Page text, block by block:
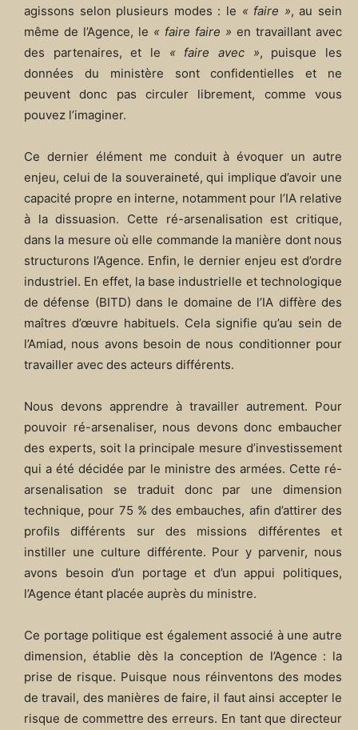
agissons selon plusieurs modes : le « faire », au sein
même de l’Agence, le « faire faire » en travaillant avec
des partenaires, et le « faire avec », puisque les
données du ministère sont confidentielles et ne
peuvent donc pas circuler librement, comme vous
pouvez l’imaginer.
Ce dernier élément me conduit à évoquer un autre
enjeu, celui de la souveraineté, qui implique d’avoir une
capacité propre en interne, notamment pour l’IA relative
à la dissuasion. Cette ré-arsenalisation est critique,
dans la mesure où elle commande la manière dont nous
structurons l’Agence. Enfin, le dernier enjeu est d’ordre
industriel. En effet, la base industrielle et technologique
de défense (BITD) dans le domaine de l’IA diffère des
maîtres d’œuvre habituels. Cela signifie qu’au sein de
l’Amiad, nous avons besoin de nous conditionner pour
travailler avec des acteurs différents.
Nous devons apprendre à travailler autrement. Pour
pouvoir ré-arsenaliser, nous devons donc embaucher
des experts, soit la principale mesure d’investissement
qui a été décidée par le ministre des armées. Cette ré-
arsenalisation se traduit donc par une dimension
technique, pour 75 % des embauches, afin d’attirer des
profils différents sur des missions différentes et
instiller une culture différente. Pour y parvenir, nous
avons besoin d’un portage et d’un appui politiques,
l’Agence étant placée auprès du ministre.
Ce portage politique est également associé à une autre
dimension, établie dès la conception de l’Agence : la
prise de risque. Puisque nous réinventons des modes
de travail, des manières de faire, il faut ainsi accepter le
risque de commettre des erreurs. En tant que directeur